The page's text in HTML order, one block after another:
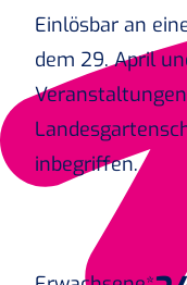
Einlösbar an
dem 29. April
inbegriffen.